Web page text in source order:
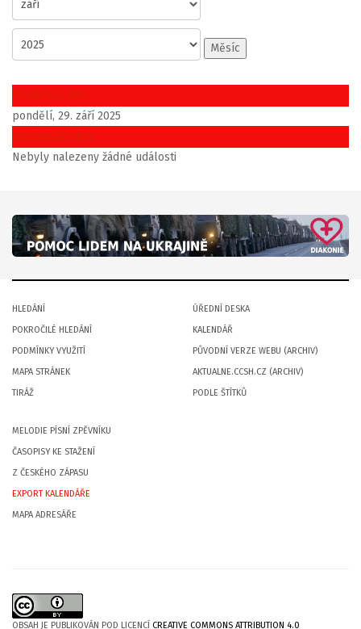
Měsíc
Předchozí den
pondělí, 29. září 2025
Následující den
Nebyly nalezeny žádné události
HLEDÁNÍ
POKROČILÉ HLEDÁNÍ
PODMÍNKY VYUŽITÍ
MAPA STRÁNEK
TIRÁŽ
ÚŘEDNÍ DESKA
KALENDÁŘ
PŮVODNÍ VERZE WEBU (ARCHIV)
AKTUALNE.CCSH.CZ (ARCHIV)
PODLE ŠTÍTKŮ
MELODIE PÍSNÍ ZPĚVNÍKU
ČASOPISY KE STAŽENÍ
Z ČESKÉHO ZÁPASU
EXPORT KALENDÁŘE
MAPA ADRESÁŘE
OBSAH JE PUBLIKOVÁN POD LICENCÍ CREATIVE COMMONS ATTRIBUTION 4.0